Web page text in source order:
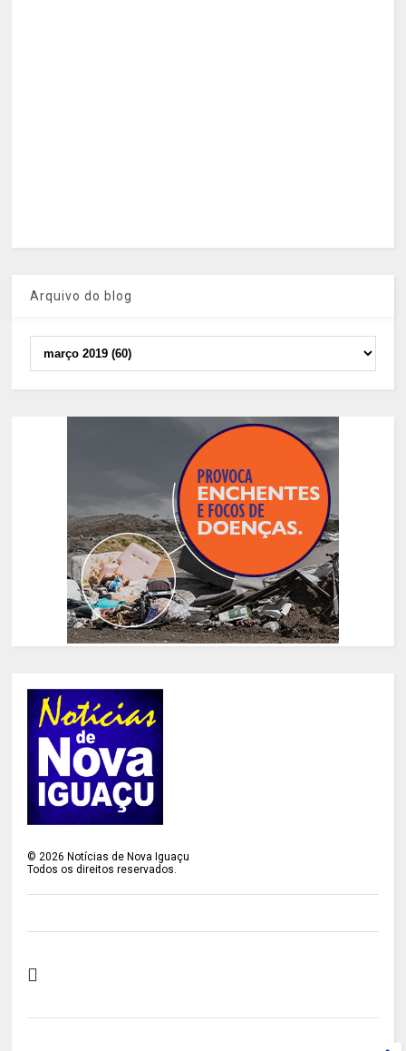
Arquivo do blog
©2026 Notícias de Nova Iguaçu
Todos os direitos reservados.